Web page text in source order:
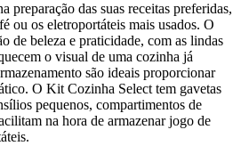
preparação das suas receitas preferidas,
ou os eletroportáteis mais usados. O
de beleza e praticidade, com as lindas
o visual de uma cozinha já
são ideais proporcionar
O Kit Cozinha Select tem gavetas
pequenos, compartimentos de
na hora de armazenar jogo de